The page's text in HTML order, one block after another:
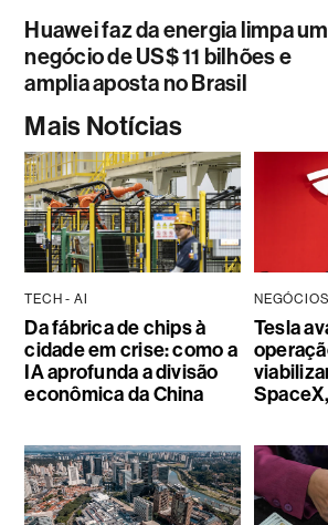
Huawei faz da energia limpa um
negócio de US$ 11 bilhões e
amplia aposta no Brasil
Mais Notícias
TECH - AI
Da fábrica de chips à
cidade em crise: como a
IA aprofunda a divisão
econômica da China
NEGÓCIOS
Tesla